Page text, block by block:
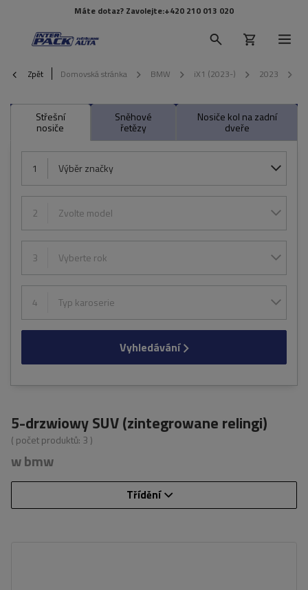
Máte dotaz? Zavolejte:+420 210 013 020
Zpět Domovská stránka BMW iX1 (2023-) 2023
Střešní
nosiče
Sněhové
řetězy
Nosiče kol na zadní
dveře
1 Výběr značky
2 Zvolte model
3 Vyberte rok
4 Typ karoserie
Vyhledávání
5-drzwiowy SUV (zintegrowane relingi)
( počet produktů: 3 )
w bmw
Třídění